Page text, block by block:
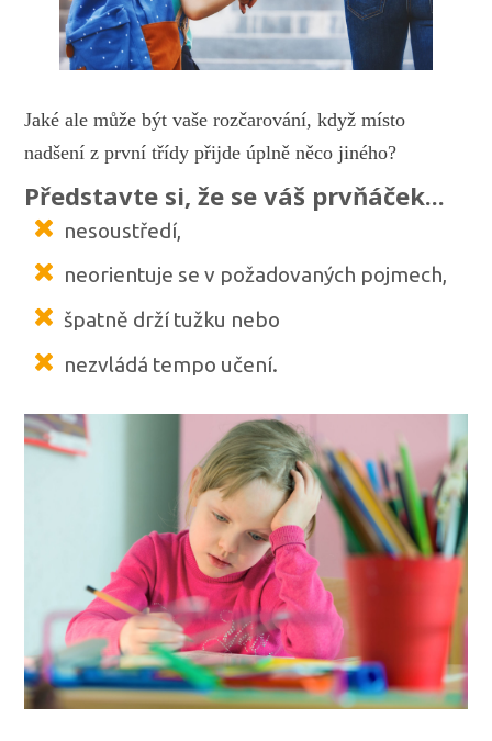
Jaké ale může být vaše rozčarování, když místo
nadšení z první třídy přijde úplně něco jiného?
Představte si, že se váš prvňáček...
nesoustředí,
neorientuje se v požadovaných pojmech,
špatně drží tužku nebo
nezvládá tempo učení.